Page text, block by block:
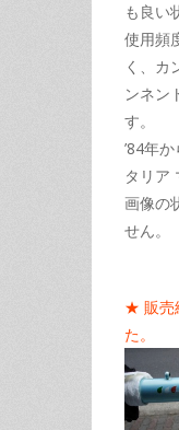
も良い
使用頻
く、カ
ンネン
す。
’84年
タリア
画像の
せん。
★ 販売
た。